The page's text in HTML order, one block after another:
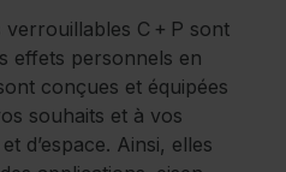
C + P sont
effets personnels en
conçues et équipées
souhaits et à vos
d’espace. Ainsi, elles